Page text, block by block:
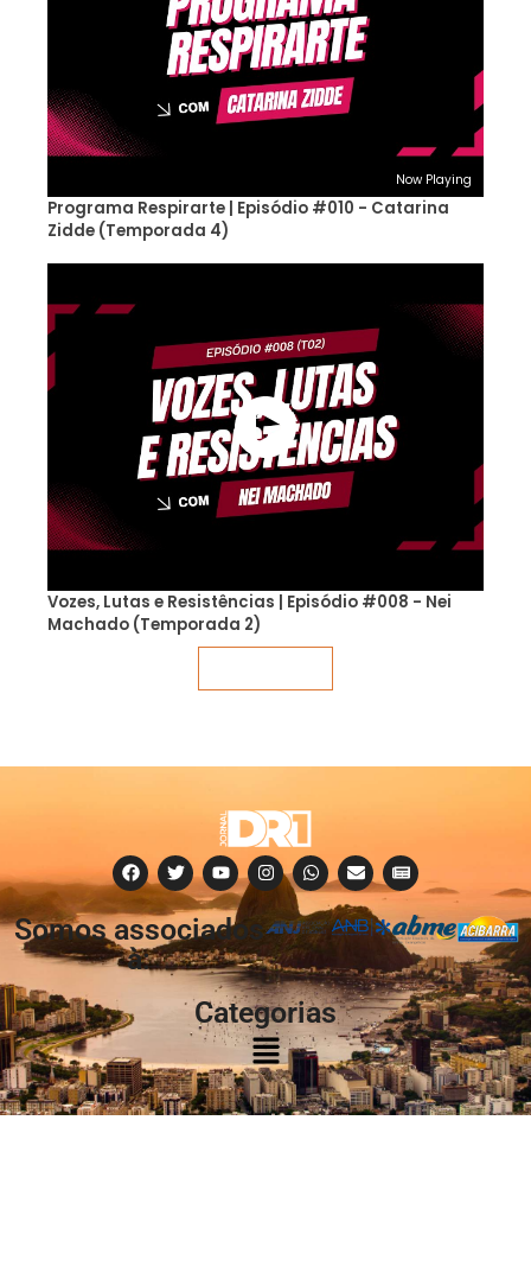
Now Playing
Programa Respirarte | Episódio #010 - Catarina
Zidde (Temporada 4)
Vozes, Lutas e Resistências | Episódio #008 - Nei
Machado (Temporada 2)
Somos associados
à:
Categorias